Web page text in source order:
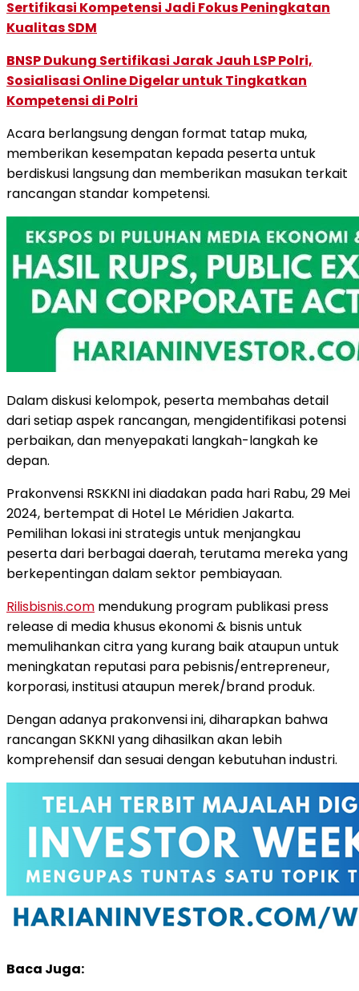
Sertifikasi Kompetensi Jadi Fokus Peningkatan
Kualitas SDM
BNSP Dukung Sertifikasi Jarak Jauh LSP Polri,
Sosialisasi Online Digelar untuk Tingkatkan
Kompetensi di Polri
Acara berlangsung dengan format tatap muka,
memberikan kesempatan kepada peserta untuk
berdiskusi langsung dan memberikan masukan terkait
rancangan standar kompetensi.
Dalam diskusi kelompok, peserta membahas detail
dari setiap aspek rancangan, mengidentifikasi potensi
perbaikan, dan menyepakati langkah-langkah ke
depan.
Prakonvensi RSKKNI ini diadakan pada hari Rabu, 29 Mei
2024, bertempat di Hotel Le Méridien Jakarta.
Pemilihan lokasi ini strategis untuk menjangkau
peserta dari berbagai daerah, terutama mereka yang
berkepentingan dalam sektor pembiayaan.
Rilisbisnis.com mendukung program publikasi press
release di media khusus ekonomi & bisnis untuk
memulihankan citra yang kurang baik ataupun untuk
meningkatan reputasi para pebisnis/entrepreneur,
korporasi, institusi ataupun merek/brand produk.
Dengan adanya prakonvensi ini, diharapkan bahwa
rancangan SKKNI yang dihasilkan akan lebih
komprehensif dan sesuai dengan kebutuhan industri.
Baca Juga: